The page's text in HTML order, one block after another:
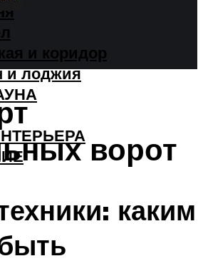
и коридор
и лоджия
ворот
каким